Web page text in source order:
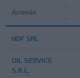
Azienda
HDF SRL
OIL SERVICE
S.R.L.